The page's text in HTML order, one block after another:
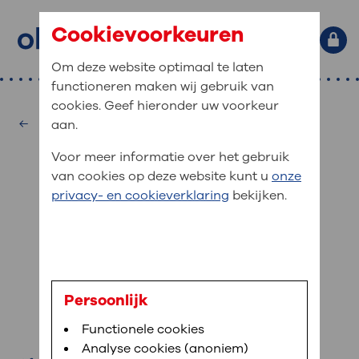
Primaire website navigatie
Home
Afdelingen
Medische informatie
Uw verblijf in OLVG
Werken bij OLVG
: waar bent u naar op zoek?
Veel gezocht: Bloedafname , MijnOLVG ,Uw bezoek
aan OLVG
MijnOLVG
gegevens inzien
MijnOLVG is het patiëntenportaal van OLVG. In
sneller helpen.
Direct naar MijnOLVG
Diëtetiek
J. Verlinde
diëtist
Cookievoorkeuren
Om deze website optimaal te laten
functioneren maken wij gebruik van
cookies. Geef hieronder uw voorkeur
aan.
Voor meer informatie over het gebruik
van cookies op deze website kunt u onze
privacy- en cookieverklaring bekijken.
Persoonlijk
Functionele cookies
Analyse cookies (anoniem)